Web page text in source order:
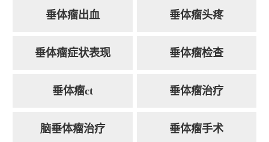
垂体瘤出血 垂体瘤头疼
垂体瘤症状表现 垂体瘤检查
垂体瘤ct 垂体瘤治疗
脑垂体瘤治疗 垂体瘤手术